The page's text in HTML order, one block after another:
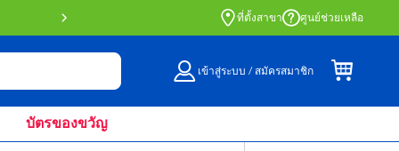
สั่งซื้อออนไลน์และรับที่หน้าร้านด้วย Click
ที่ตั้งสาขา ศูนย์ช่วยเหลือ
เข้าสู่ระบบ / สมัครสมาชิก
บัตรของขวัญ